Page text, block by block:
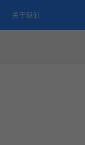
关于我们